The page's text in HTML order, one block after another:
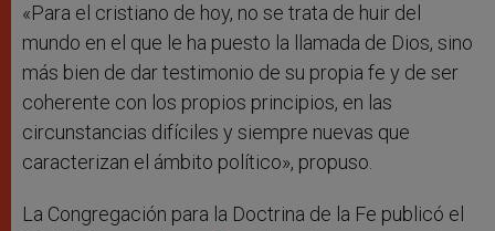
«Para el cristiano de hoy, no se trata de huir del
mundo en el que le ha puesto la llamada de Dios, sino
más bien de dar testimonio de su propia fe y de ser
coherente con los propios principios, en las
circunstancias difíciles y siempre nuevas que
caracterizan el ámbito político», propuso.
La Congregación para la Doctrina de la Fe publicó el